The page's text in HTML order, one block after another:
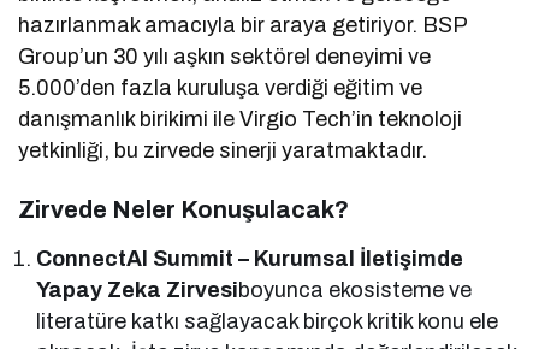
hazırlanmak amacıyla bir araya getiriyor. BSP
Group’un 30 yılı aşkın sektörel deneyimi ve
5.000’den fazla kuruluşa verdiği eğitim ve
danışmanlık birikimi ile Virgio Tech’in teknoloji
yetkinliği, bu zirvede sinerji yaratmaktadır.
Zirvede Neler Konuşulacak?
ConnectAI Summit – Kurumsal İletişimde
Yapay Zeka Zirvesiboyunca ekosisteme ve
literatüre katkı sağlayacak birçok kritik konu ele